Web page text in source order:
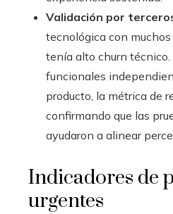
Validación por
tecnológica con
tenía alto churn
funcionales
producto, la métrica de
confirmando que las
ayudaron a alinear
Indicadores de
urgentes